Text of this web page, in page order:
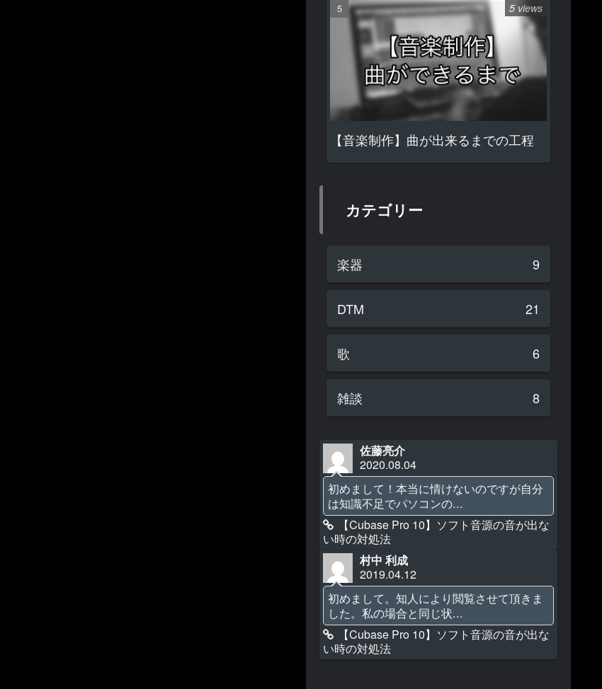
【音楽制作】曲が出来るまでの工程
5 views
カテゴリー
楽器 9
DTM 21
歌 6
雑談 8
佐藤亮介
2020.08.04
初めまして！本当に情けないのですが自分
は知識不足でパソコンの...
【Cubase Pro 10】ソフト音源の音が出な
い時の対処法
村中 利成
2019.04.12
初めまして。知人により閲覧させて頂きま
した。私の場合と同じ状...
【Cubase Pro 10】ソフト音源の音が出な
い時の対処法